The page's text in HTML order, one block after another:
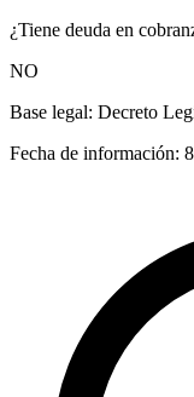
¿Tiene deuda en
NO
Base legal: Decreto
Fecha de información: